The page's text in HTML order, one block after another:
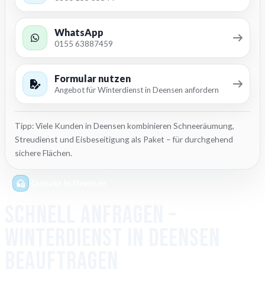
WhatsApp
0155 63887459
Formular nutzen
Angebot für Winterdienst in Deensen anfordern
Tipp: Viele Kunden in Deensen kombinieren Schneeräumung,
Streudienst und Eisbeseitigung als Paket – für durchgehend
sichere Flächen.